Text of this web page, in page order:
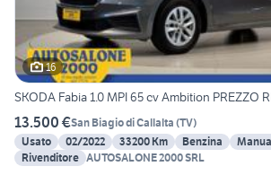
16
SKODA Fabia 1.0 MPI 65 cv Ambition PREZZO
13.500 €San Biagio di Callalta (TV)
Usato
02/2022 33200 Km Benzina
Rivenditore AUTOSALONE 2000 SRL